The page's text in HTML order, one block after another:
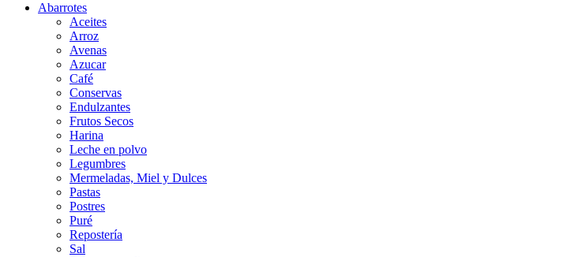
Abarrotes
Aceites
Arroz
Avenas
Azucar
Café
Conservas
Endulzantes
Frutos Secos
Harina
Leche en polvo
Legumbres
Mermeladas, Miel y Dulces
Pastas
Postres
Puré
Repostería
Sal